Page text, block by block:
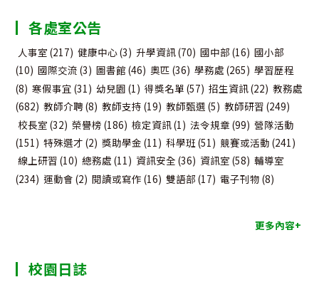
類
各處室公告
人事室 (217) 健康中心(3) 升學資訊(70) 國中部 (16) 國小部
(10) 國際交流 (3) 圖書館 (46) 奧匹 (36) 學務處 (265) 學習歷程
(8) 寒假事宜 (31) 幼兒園 (1) 得獎名單 (57) 招生資訊(22) 教務處
(682) 教師介聘(8) 教師支持 (19) 教師甄選 (5) 教師研習 (249)
校長室 (32) 榮譽榜 (186) 檢定資訊(1) 法令規章 (99) 營隊活動
(151) 特殊選才 (2) 獎助學金 (11) 科學班(51) 競賽或活動 (241)
線上研習 (10) 總務處 (11) 資訊安全 (36) 資訊室 (58) 輔導室
(234) 運動會 (2) 閱讀或寫作 (16) 雙語部 (17) 電子刊物 (8)
更多內容+
校園日誌